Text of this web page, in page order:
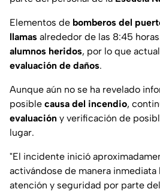
Elementos de bomberos del
llamas alrededor de las 8:45
alumnos heridos, por lo que
evaluación de daños.
Aunque aún no se ha revelado
posible causa del incendio,
evaluación y verificación de
lugar.
"El incidente inició
activándose de manera
atención y seguridad por parte